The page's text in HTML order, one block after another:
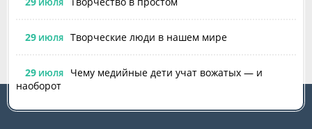
ИЮЛЯ
29 ИЮЛЯ Творческие люди в нашем мире
29 ИЮЛЯ
Чему медийные дети учат вожатых — и
наоборот